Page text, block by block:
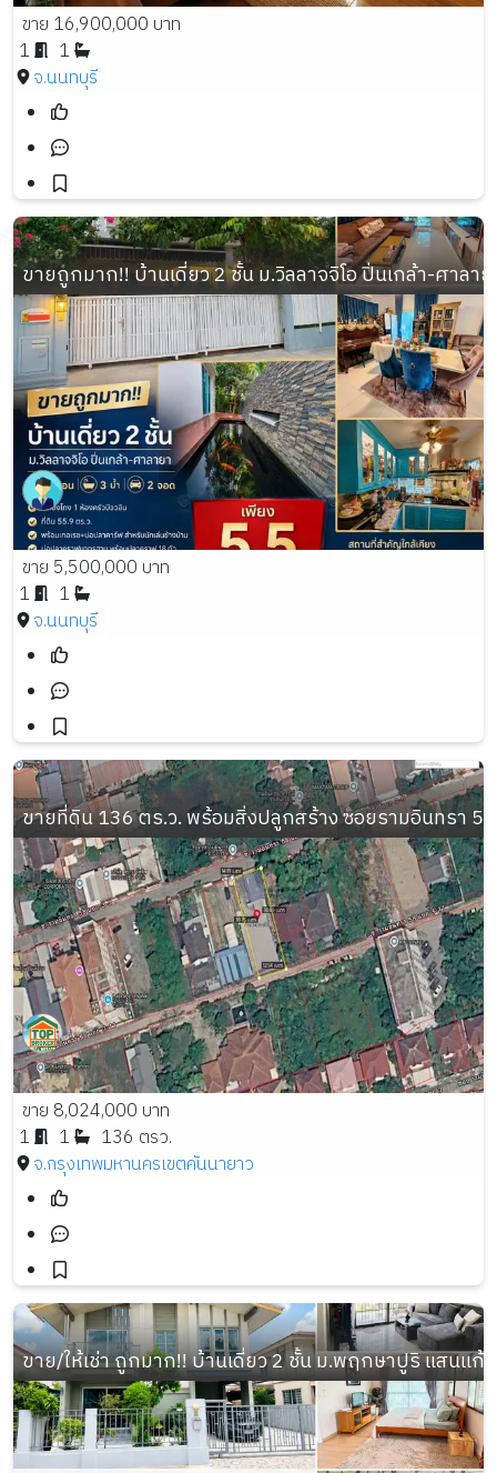
ขาย 16,900,000 บาท
1
1
จ.นนทบุรี
ขายถูกมาก!! บ้านเดี่ยว 2 ชั้น ม.วิลลาจจิโอ ปิ่นเกล้า-ศาลา
ขาย 5,500,000 บาท
1
1
จ.นนทบุรี
ขายที่ดิน 136 ตร.ว. พร้อมสิ่งปลูกสร้าง ซอยรามอินทรา
ขาย 8,024,000 บาท
1
1
136 ตรว.
จ.กรุงเทพมหานครเขตคันนายาว
ขาย/ให้เช่า ถูกมาก!! บ้านเดี่ยว 2 ชั้น ม.พฤกษาปูริ แสนแ